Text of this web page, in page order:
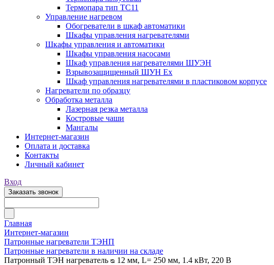
Термопара тип TC11
Управление нагревом
Обогреватели в шкаф автоматики
Шкафы управления нагревателями
Шкафы управления и автоматики
Шкафы управления насосами
Шкаф управления нагревателями ШУЭН
Взрывозащищенный ШУН Ex
Шкаф управления нагревателями в пластиковом корпусе
Нагреватели по образцу
Обработка металла
Лазерная резка металла
Костровые чаши
Мангалы
Интернет-магазин
Оплата и доставка
Контакты
Личный кабинет
Вход
Заказать звонок
Главная
Интернет-магазин
Патронные нагреватели ТЭНП
Патронные нагреватели в наличии на складе
Патронный ТЭН нагреватель ᴓ 12 мм, L= 250 мм, 1.4 кВт, 220 В